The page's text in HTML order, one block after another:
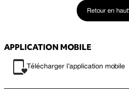
Retour en haut
APPLICATION MOBILE
Télécharger l’application mobile